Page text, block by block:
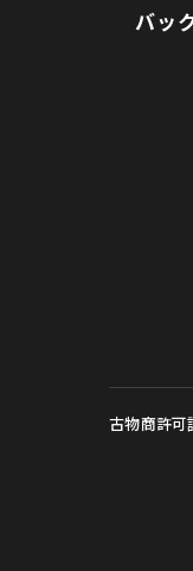
バッ
古物商許可